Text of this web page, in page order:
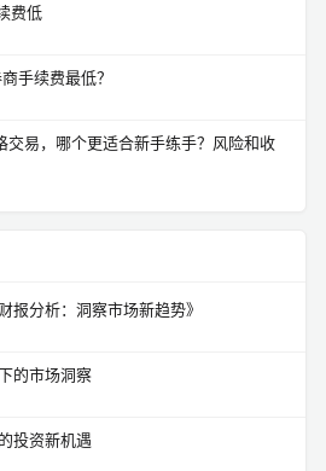
费低
手续费最低？
交易，哪个更适合新手练手？风险和收
报分析：洞察市场新趋势》
的市场洞察
投资新机遇